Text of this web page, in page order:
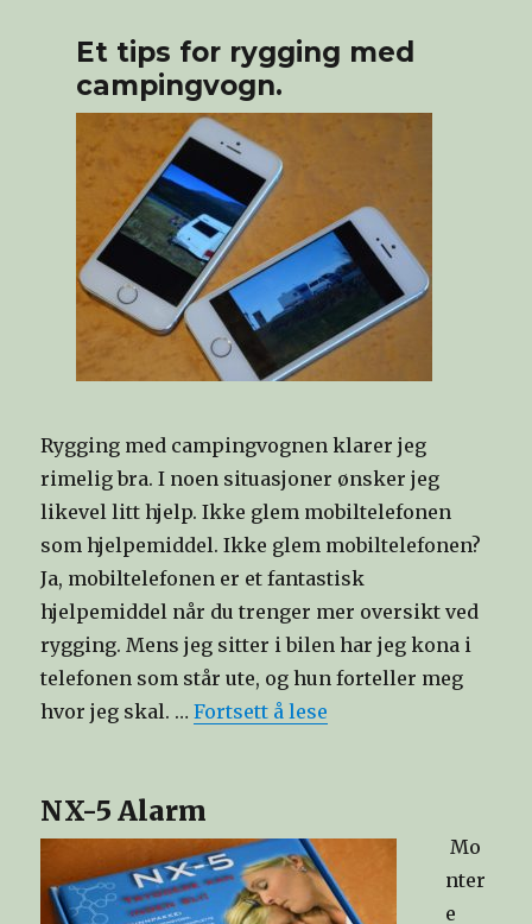
Et tips for rygging med
campingvogn.
Rygging med campingvognen klarer jeg
rimelig bra. I noen situasjoner ønsker jeg
likevel litt hjelp. Ikke glem mobiltelefonen
som hjelpemiddel. Ikke glem mobiltelefonen?
Ja, mobiltelefonen er et fantastisk
hjelpemiddel når du trenger mer oversikt ved
rygging. Mens jeg sitter i bilen har jeg kona i
telefonen som står ute, og hun forteller meg
hvor jeg skal. …Fortsett å lese
NX-5 Alarm
Mo
nter
e